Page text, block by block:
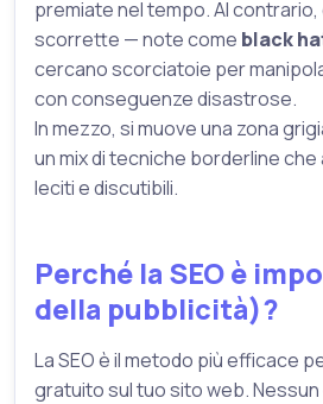
premiate nel tempo. Al
scorrette — note come black
cercano scorciatoie per
con conseguenze disastrose.
In mezzo, si muove una zona
un mix di tecniche borderline
leciti e discutibili.
Perché la SEO è
della pubblicità)?
La SEO è il metodo più efficace
gratuito sul tuo sito web. Nessun